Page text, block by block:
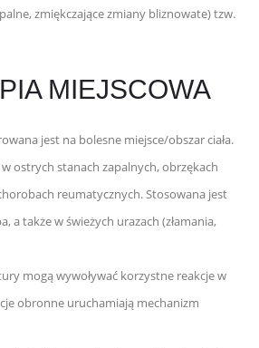
zmiękczające zmiany bliznowate) tzw.
MIEJSCOWA
jest na bolesne miejsce/obszar ciała.
ostrych stanach zapalnych, obrzękach
reumatycznych. Stosowana jest
a także w świeżych urazach (złamania,
mogą wywoływać korzystne reakcje w
obronne uruchamiają mechanizm